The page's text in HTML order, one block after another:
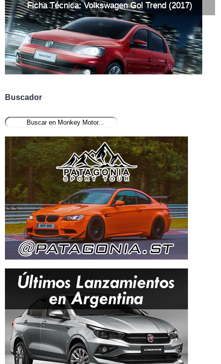
Ficha Técnica: Volkswagen Gol Trend (2017)
Buscador